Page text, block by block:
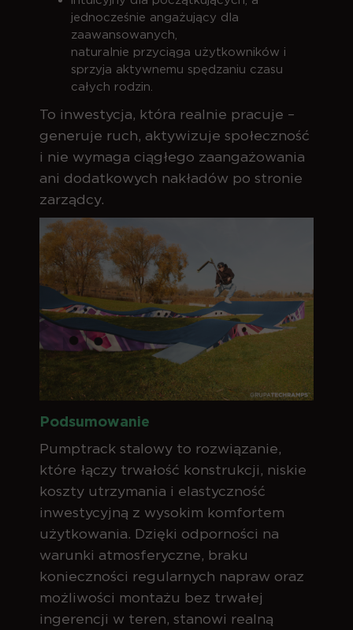
jednocześnie angażujący dla
zaawansowanych,
naturalnie przyciąga użytkowników i
sprzyja aktywnemu spędzaniu czasu
całych rodzin.
To inwestycja, która realnie pracuje –
generuje ruch, aktywizuje społeczność
i nie wymaga ciągłego zaangażowania
ani dodatkowych nakładów po stronie
zarządcy.
Podsumowanie
Pumptrack stalowy to rozwiązanie,
które łączy trwałość konstrukcji, niskie
koszty utrzymania i elastyczność
inwestycyjną z wysokim komfortem
użytkowania. Dzięki odporności na
warunki atmosferyczne, braku
konieczności regularnych napraw oraz
możliwości montażu bez trwałej
ingerencji w teren, stanowi realną